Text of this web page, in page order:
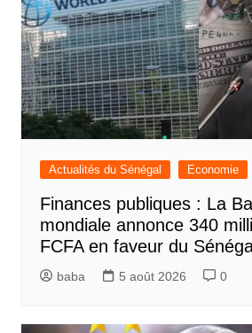
Actualités du Sénégal Economie
Finances publiques : La
mondiale annonce 340
FCFA en faveur du
baba 5 août 2026 0